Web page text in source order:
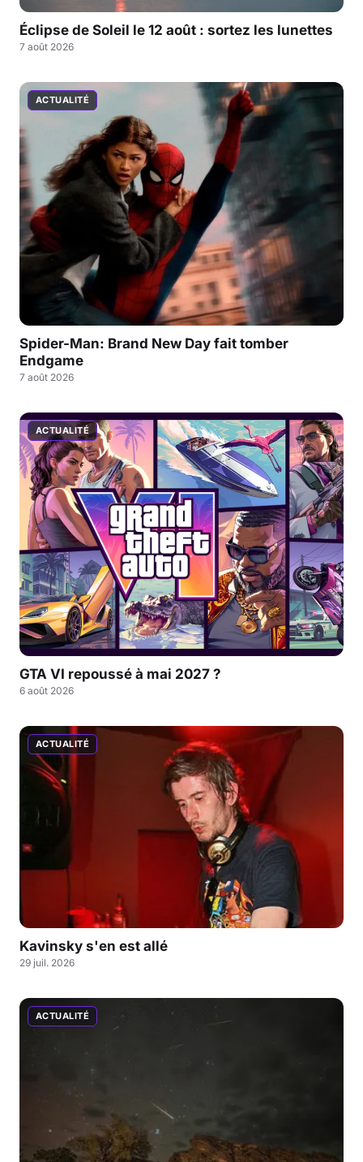
Éclipse de Soleil le 12 août : sortez les lunettes
7 août 2026
ACTUALITÉ
Spider-Man: Brand New Day fait tomber
Endgame
7 août 2026
ACTUALITÉ
GTA VI repoussé à mai 2027 ?
6 août 2026
ACTUALITÉ
Kavinsky s'en est allé
29 juil. 2026
ACTUALITÉ